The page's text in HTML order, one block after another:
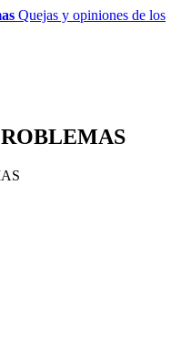
Quejas y opiniones de los